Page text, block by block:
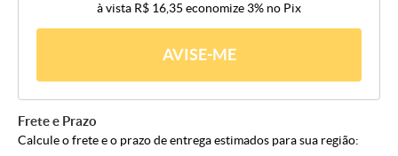
à vista R$ 16,35 economize 3% no Pix
AVISE-ME
Frete e Prazo
Calcule o frete e o prazo de entrega estimados para sua região: